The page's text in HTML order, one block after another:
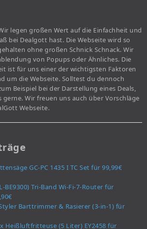
legen großen Wert auf die Einfachheit und
bei Dealgott hast. Die Webseite wird so
ohne großen Schnick Schnack. Wir
von Popups oder Ähnliches. Die
ist für uns einer der wichtigsten Faktoren
um die Webseite. Solltest du dennoch
Beispiel bei der Darstellung eines Deals,
Wir freuen uns auch über Vorschläge
Webseite.
GC-PC 1435 I TC Set für 99,99€
BE9300) Tri-Band Wi-Fi-7-Router für
Barttrimmer & Rasierer (3-in-1) für
Heißluftfritteuse (5 Liter) EY2458 für